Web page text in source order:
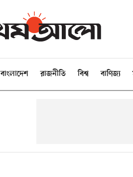
বাংলাদেশ রাজনীতি বিশ্ব বাণিজ্য